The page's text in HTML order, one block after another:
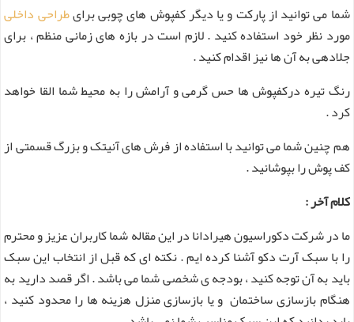
شما می توانید از پارکت و یا دیگر کفپوش های چوبی برایطراحی داخلی
مورد نظر خود استفاده کنید . لازم است در بازه های زمانی منظم ، برای
جلادهی به آن ها نیز اقدام کنید .
رنگ تیره درکفپوش ها حس گرمی و آرامش را به محیط شما القا خواهد
کرد .
هم چنین شما می توانید با استفاده از فرش های آنیتک و بزرگ قسمتی از
کف پوش را بپوشانید .
کلام آخر :
ما در شرکت دکوراسیون هیرادانا در این مقاله شما کاربران عزیز و محترم
را با سبک آرت دکو آشنا کرده ایم . نکته ای که قبل از انتخاب این سبک
باید به آن توجه کنید ، بودجه ی شخصی شما می باشد . اگر قصد دارید به
هنگام بازسازی ساختمان و یا بازسازی منزل هزینه ها را محدود کنید ،